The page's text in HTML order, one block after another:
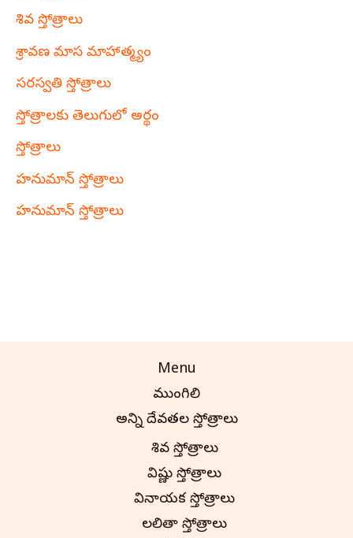
శివ స్తోత్రాలు
శ్రావణ మాస మాహాత్మ్యం
సరస్వతి స్తోత్రాలు
స్తోత్రాలకు తెలుగులో అర్థం
స్తోత్రాలు
హనుమాన్ స్తోత్రాలు
హనుమాన్ స్తోత్రాలు
Menu
ముంగిలి
అన్ని దేవతల స్తోత్రాలు
శివ స్తోత్రాలు
విష్ణు స్తోత్రాలు
వినాయక స్తోత్రాలు
లలితా స్తోత్రాలు